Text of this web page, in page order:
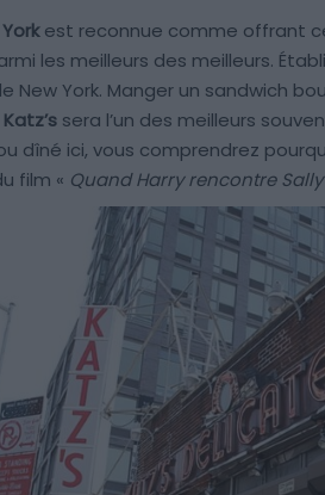
est reconnue comme offrant
les meilleurs des meilleurs.
New York. Manger un sandwich
Katz’s sera l’un des meilleurs
dîné ici, vous comprendrez
film « Quand Harry rencontre Sally